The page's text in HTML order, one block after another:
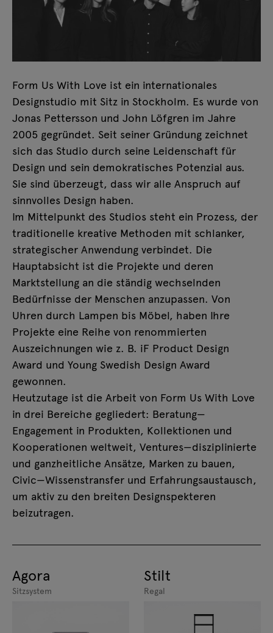
Form Us With Love ist ein internationales
Designstudio mit Sitz in Stockholm. Es wurde von
Jonas Pettersson und John Löfgren im Jahre
2005 gegründet. Seit seiner Gründung zeichnet
sich das Studio durch seine Leidenschaft für
Design und sein demokratisches Potenzial aus.
Sie sind überzeugt, dass wir alle Anspruch auf
sinnvolles Design haben.
Im Mittelpunkt des Studios steht ein Prozess, der
traditionelle kreative Methoden mit schlanker,
strategischer Anwendung verbindet. Die
Hauptabsicht ist die Projekte und deren
Marktstellung an die ständig wechselnden
Bedürfnisse der Menschen anzupassen. Von
Uhren durch Lampen bis Möbel, haben Ihre
Projekte eine Reihe von renommierten
Auszeichnungen wie z. B. iF Product Design
Award und Young Swedish Design Award
gewonnen.
Heutzutage ist die Arbeit von Form Us With Love
in drei Bereiche gegliedert: Beratung—
Engagement in Produkten, Kollektionen und
Kooperationen weltweit, Ventures—disziplinierte
und ganzheitliche Ansätze, Marken zu bauen,
Civic—Wissenstransfer und Erfahrungsaustausch,
um aktiv zu den breiten Designspekteren
beizutragen.
Agora
Sitzsystem
Stilt
Regal